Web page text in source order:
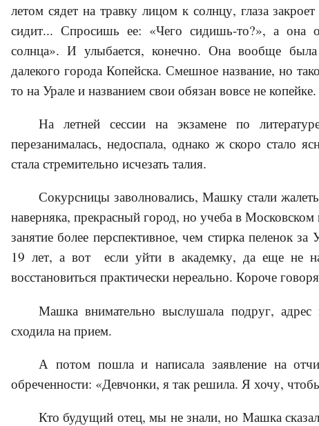
летом сядет на травку лицом к солнцу, глаза
сидит... Спросишь ее: «Чего сидишь-то?», а она
солнца». И улыбается, конечно. Она вообще
далекого города Копейска. Смешное название, но
то на Урале и названием свои обязан вовсе не копейке.
На летней сессии на экзамене по
перезанималась, недоспала, однако ж скоро
стала стремительно исчезать талия.
Сокурсницы заволновались, Машку стали
наверняка, прекрасный город, но учеба в Московском
занятие более перспективное, чем стирка пеленок
19 лет, а вот если уйти в академку, да еще не
восстановиться практически нереально. Короче
Машка внимательно выслушала подруг, адрес
сходила на прием.
А потом пошла и написала заявление на
обреченности: «Девчонки, я так решила. Я хочу,
Кто будущий отец, мы не знали, но Машка